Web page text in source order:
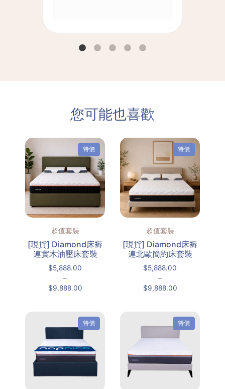
您可能也喜歡
特價
超值套裝
[現貨] Diamond床褥
連實木油壓床套裝
$5,888.00
–
$9,888.00
特價
超值套裝
[現貨] Diamond床褥
連北歐簡約床套裝
$5,888.00
–
$9,888.00
特價 特價